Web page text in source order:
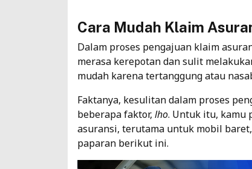
Cara Mudah Klaim
Dalam proses pengajuan klaim
merasa kerepotan dan sulit
mudah karena tertanggung atau
Faktanya, kesulitan dalam proses
beberapa faktor, lho. Untuk itu, kamu
asuransi, terutama untuk mobil
paparan berikut ini.